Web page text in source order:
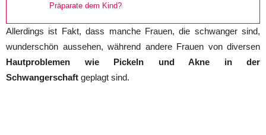
Präparate dem Kind?
Allerdings ist Fakt, dass manche Frauen, die schwanger sind,
wunderschön aussehen, während andere Frauen von diversen
Hautproblemen wie Pickeln und Akne in der
Schwangerschaft geplagt sind.